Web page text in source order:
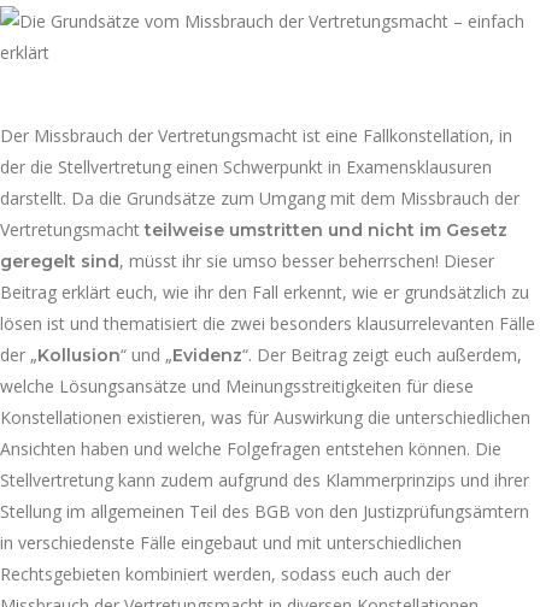
Der Missbrauch der Vertretungsmacht ist eine Fallkonstellation, in
der die Stellvertretung einen Schwerpunkt in Examensklausuren
darstellt. Da die Grundsätze zum Umgang mit dem Missbrauch der
Vertretungsmachtteilweise umstritten und nicht im Gesetz
geregelt sind, müsst ihr sie umso besser beherrschen! Dieser
Beitrag erklärt euch, wie ihr den Fall erkennt, wie er grundsätzlich zu
lösen ist und thematisiert die zwei besonders klausurrelevanten Fälle
der „Kollusion“ und „Evidenz“. Der Beitrag zeigt euch außerdem,
welche Lösungsansätze und Meinungsstreitigkeiten für diese
Konstellationen existieren, was für Auswirkung die unterschiedlichen
Ansichten haben und welche Folgefragen entstehen können. Die
Stellvertretung kann zudem aufgrund des Klammerprinzips und ihrer
Stellung im allgemeinen Teil des BGB von den Justizprüfungsämtern
in verschiedenste Fälle eingebaut und mit unterschiedlichen
Rechtsgebieten kombiniert werden, sodass euch auch der